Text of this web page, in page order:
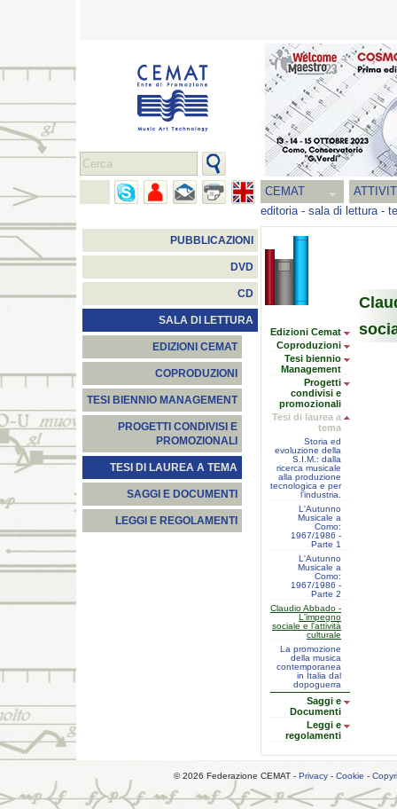
CEMAT
editoria- sala di lettura-
PUBBLICAZIONI
DVD
CD
SALA DI LETTURA
EDIZIONI CEMAT
COPRODUZIONI
TESI BIENNIO MANAGEMENT
PROGETTI CONDIVISI E
PROMOZIONALI
TESI DI LAUREA A TEMA
SAGGI E DOCUMENTI
LEGGI E REGOLAMENTI
Edizioni Cemat
Coproduzioni
Tesi biennio
Management
Progetti
condivisi e
promozionali
Tesi di laurea a
tema
Storia ed
evoluzione della
S.I.M.: dalla
ricerca musicale
alla produzione
tecnologica e per
l’industria.
L'Autunno
Musicale a
Como:
1967/1986 -
Parte 1
L'Autunno
Musicale a
Como:
1967/1986 -
Parte 2
Claudio Abbado -
L'impegno
sociale e l'attività
culturale
La promozione
della musica
contemporanea
in Italia dal
dopoguerra
Saggi e
Documenti
Leggi e
regolamenti
© 2026 Federazione CEMAT - Privacy- Cookie -